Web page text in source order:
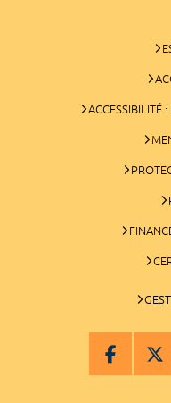
ACCESSIBILITÉ